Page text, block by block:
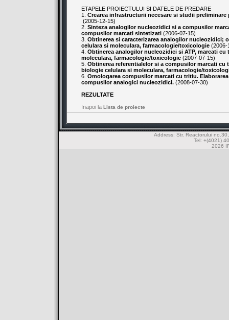
ETAPELE PROIECTULUI SI DATELE DE PREDARE
1. Crearea infrastructurii necesare si studii
(2005-12-15)
2. Sinteza analogilor nucleozidici si a compusilor
compusilor marcati sintetizati (2006-07-15)
3. Obtinerea si caracterizarea analogilor nucleozidici;
celulara si moleculara, farmacologie/toxicologie (2006-
4. Obtinerea analogilor nucleozidici si ATP, marcati
moleculara, farmacologie/toxicologie (2007-07-15)
5. Obtinerea referentialelor si a compusilor marcati
biologie celulara si moleculara, farmacologie/
6. Omologarea compusilor marcati cu tritiu.
compusilor analogici nucleozidici. (2008-07-30)
REZULTATE
Inapoi la Lista de proiecte
Address: Str. Reactorului
Tel: +(4021)
2026